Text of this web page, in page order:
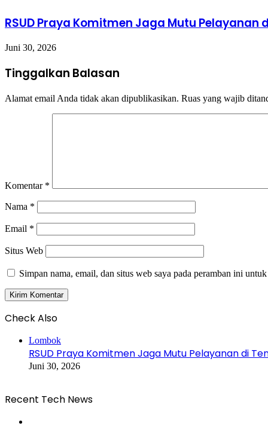
RSUD Praya Komitmen Jaga Mutu Pelayanan
Juni 30, 2026
Tinggalkan Balasan
Alamat email Anda tidak akan dipublikasikan. Ruas yang wajib
Komentar *
Nama *
Email *
Situs Web
Simpan nama, email, dan situs web saya pada peramban ini
Check Also
Lombok
RSUD Praya Komitmen Jaga Mutu Pelayanan di
Juni 30, 2026
Recent Tech News